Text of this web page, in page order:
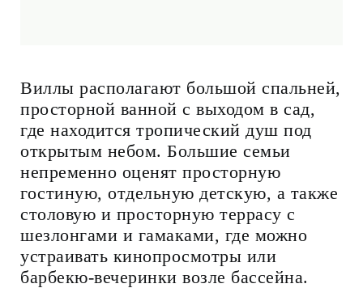
Виллы располагают большой спальней,
просторной ванной с выходом в сад,
где находится тропический душ под
открытым небом. Большие семьи
непременно оценят просторную
гостиную, отдельную детскую, а также
столовую и просторную террасу с
шезлонгами и гамаками, где можно
устраивать кинопросмотры или
барбекю-вечеринки возле бассейна.